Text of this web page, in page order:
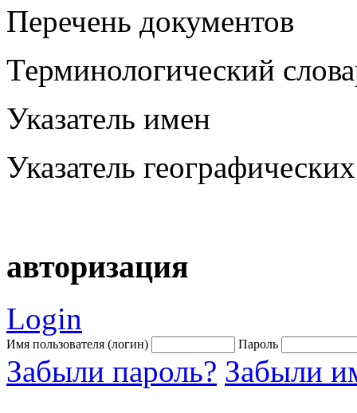
Перечень документов
Терминологический
Указатель имен
Указатель
авторизация
Login
Имя пользователя (логин) Пароль
Забыли пароль? Забыли